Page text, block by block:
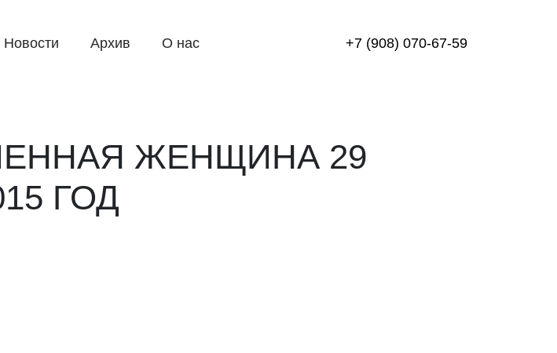
Новости Архив О нас +7 (908) 070-67-59
ЖЕНЩИНА 29
ГОД